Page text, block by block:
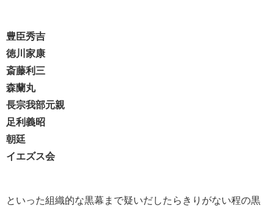
豊臣秀吉
徳川家康
斎藤利三
森蘭丸
長宗我部元親
足利義昭
朝廷
イエズス会
といった組織的な黒幕まで疑いだしたらきりがない程の黒